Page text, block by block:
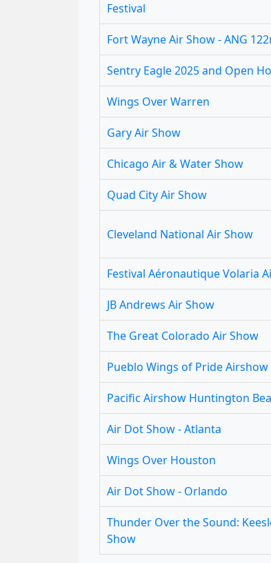
Festival
Fort Wayne Air Show - ANG
Sentry Eagle 2025 and Open
Wings Over Warren
Gary Air Show
Chicago Air & Water Show
Quad City Air Show
Cleveland National Air Show
Festival Aéronautique Volaria
JB Andrews Air Show
The Great Colorado Air Show
Pueblo Wings of Pride Airshow
Pacific Airshow Huntington
Air Dot Show - Atlanta
Wings Over Houston
Air Dot Show - Orlando
Thunder Over the Sound:
Show